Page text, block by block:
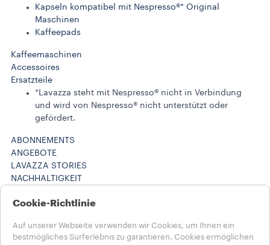
Kapseln kompatibel mit Nespresso®* Original
Maschinen
Kaffeepads
Kaffeemaschinen
Accessoires
Ersatzteile
*Lavazza steht mit Nespresso® nicht in Verbindung
und wird von Nespresso® nicht unterstützt oder
gefördert.
ABONNEMENTS
ANGEBOTE
LAVAZZA STORIES
NACHHALTIGKEIT
Maschinenregistrierung
FAQs
Kontakt
Cookie-Richtlinie
Auf unserer Webseite verwenden wir Cookies, um Ihnen ein
bestmögliches Surferlebnis zu garantieren. Cookies ermöglichen